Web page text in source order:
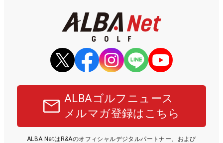
ALBAゴルフニュース
メルマガ登録はこちら
ALBA NetはR&Aのオフィシャルデジタルパートナー、および